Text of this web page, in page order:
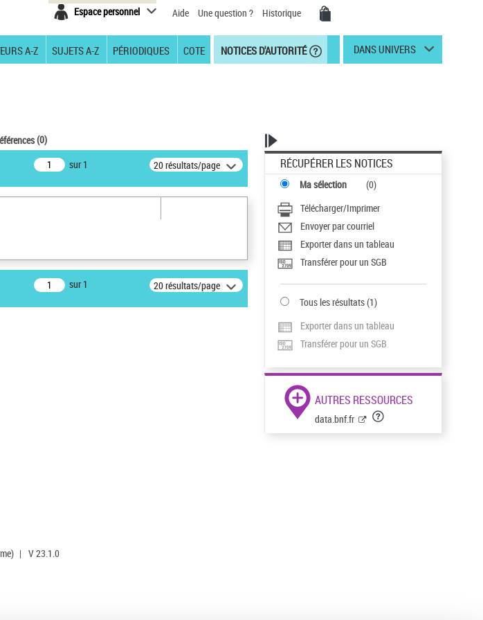
Espace personnel Aide Une question ? Historique
A-Z SUJETS A-Z PÉRIODIQUES COTE NOTICES D'AUTORITÉ DANS UNIVERS
(0)
sur 1 20 résultats/page
sur 1 20 résultats/page
RÉCUPÉRER LES NOTICES
Ma sélection (0)
Télécharger/Imprimer
Envoyer par courriel
Exporter dans un tableau
Transférer pour un SGB
Tous les résultats(1)
Exporter dans un tableau
Transférer pour un SGB
AUTRES RESSOURCES
data.bnf.fr
| V 23.1.0